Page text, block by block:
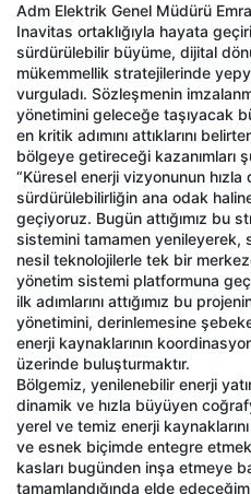
Adm Elektrik Genel Müdürü
Inavitas ortaklığıyla hayata
sürdürülebilir büyüme, dijital
mükemmellik stratejilerinde
vurguladı. Sözleşmenin
yönetimini geleceğe taşıyacak
en kritik adımını attıklarını
bölgeye getireceği kazanımları
“Küresel enerji vizyonunun
sürdürülebilirliğin ana odak
geçiyoruz. Bugün attığımız bu
sistemini tamamen yenileyerek,
nesil teknolojilerle tek bir
yönetim sistemi platformuna
ilk adımlarını attığımız bu
yönetimini, derinlemesine
enerji kaynaklarının
üzerinde buluşturmaktır.
Bölgemiz, yenilenebilir enerji
dinamik ve hızla büyüyen
yerel ve temiz enerji
ve esnek biçimde entegre
kasları bugünden inşa etmeye
tamamlandığında elde